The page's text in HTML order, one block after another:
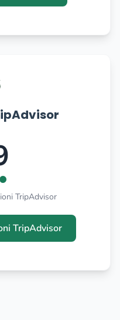
TripAdvisor
TripAdvisor